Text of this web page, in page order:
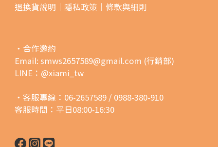
退換貨說明｜ 隱私政策｜ 條款與細則
・合作邀約
Email: smws2657589@gmail.com (行銷部)
LINE：@xiami_tw
・客服專線：06-2657589 / 0988-380-910
客服時間：平日08:00-16:30